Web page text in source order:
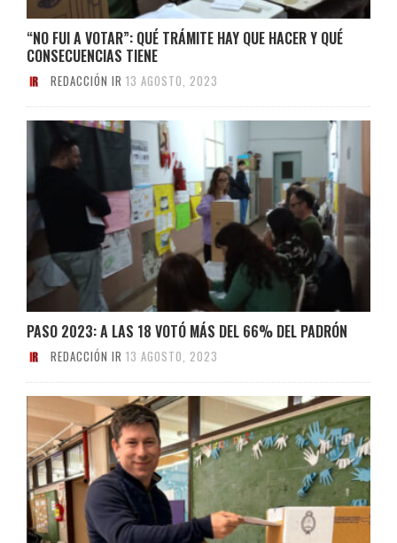
“NO FUI A VOTAR”: QUÉ TRÁMITE HAY QUE HACER Y QUÉ
CONSECUENCIAS TIENE
REDACCIÓN IR 13 AGOSTO, 2023
PASO 2023: A LAS 18 VOTÓ MÁS DEL 66% DEL PADRÓN
REDACCIÓN IR 13 AGOSTO, 2023